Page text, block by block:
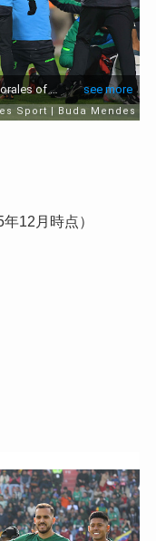
年12月時点）